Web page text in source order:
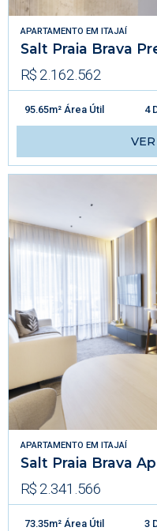
APARTAMENTO EM ITAJAÍ
Salt Praia Brava
R$ 2.162.562
95.65m² Área Útil 4
APARTAMENTO EM ITAJAÍ
Salt Praia Brava
R$ 2.341.566
73.35m² Área Útil 3